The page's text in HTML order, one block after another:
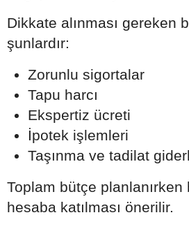
Dikkate alınması gereken
şunlardır:
Zorunlu sigortalar
Tapu harcı
Ekspertiz ücreti
İpotek işlemleri
Taşınma ve tadilat
Toplam bütçe
hesaba katılması önerilir.